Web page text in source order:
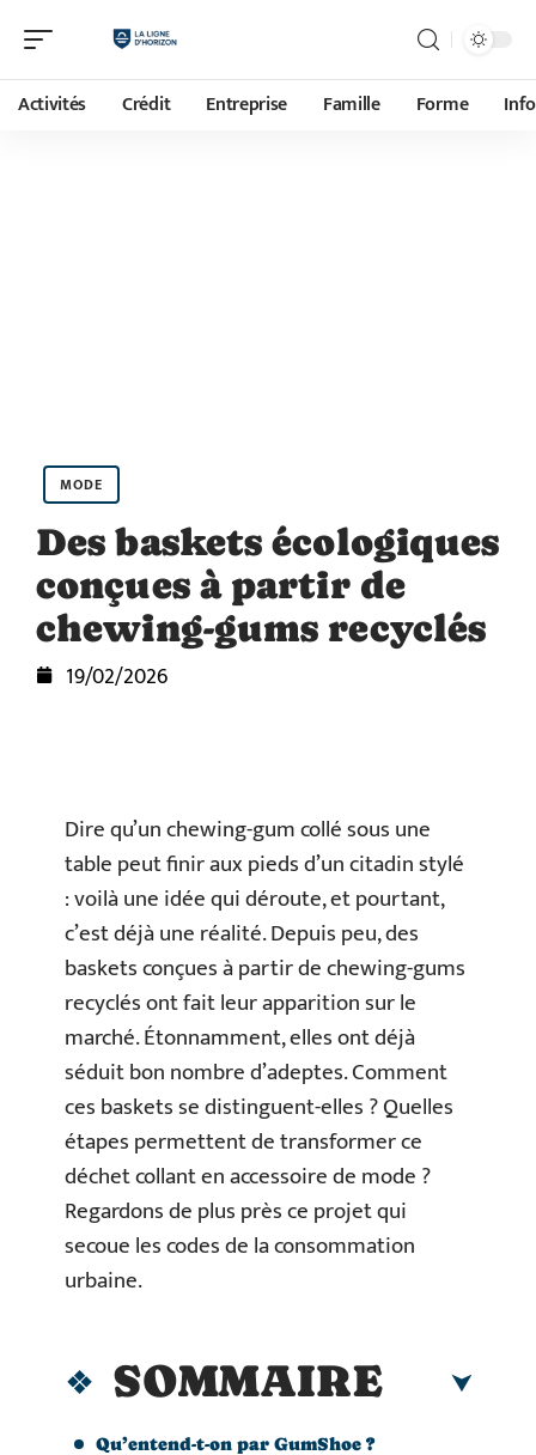
Activités Crédit Entreprise Famille Forme
MODE
Des baskets écologiques
conçues à partir de
chewing-gums recyclés
19/02/2026
Dire qu’un chewing-gum collé sous une
table peut finir aux pieds d’un citadin stylé
: voilà une idée qui déroute, et pourtant,
c’est déjà une réalité. Depuis peu, des
baskets conçues à partir de chewing-gums
recyclés ont fait leur apparition sur le
marché. Étonnamment, elles ont déjà
séduit bon nombre d’adeptes. Comment
ces baskets se distinguent-elles ? Quelles
étapes permettent de transformer ce
déchet collant en accessoire de mode ?
Regardons de plus près ce projet qui
secoue les codes de la consommation
urbaine.
SOMMAIRE
Qu’entend-t-on par GumShoe ?